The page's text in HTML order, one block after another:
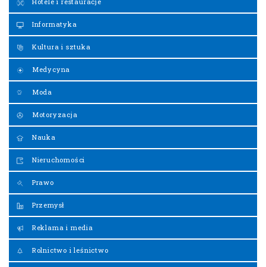
Informatyka
Kultura i sztuka
Medycyna
Moda
Motoryzacja
Nauka
Nieruchomości
Prawo
Przemysł
Reklama i media
Rolnictwo i leśnictwo